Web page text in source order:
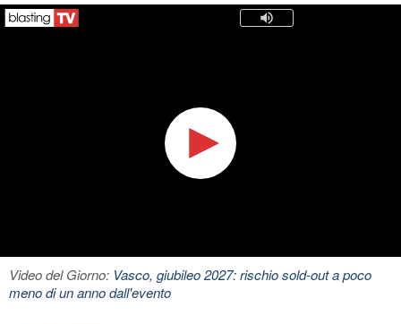
Video del Giorno: Vasco, giubileo 2027: rischio sold-out a poco
meno di un anno dall'evento